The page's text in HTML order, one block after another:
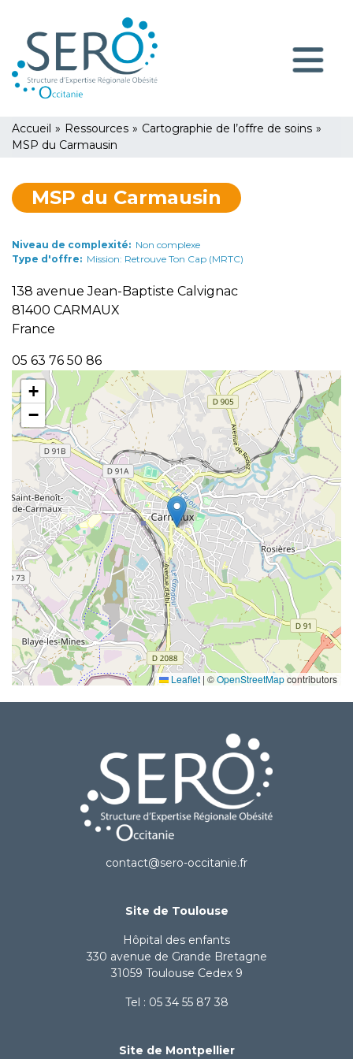
contenu
principal
principale
You
are
Accueil » Ressources » Cartographie de l’offre de soins »
MSP du Carmausin
MSP du Carmausin
Niveau de complexité
Non complexe
Type d'offre
Mission: Retrouve Ton Cap (MRTC)
138 avenue Jean-Baptiste Calvignac
81400 CARMAUX
France
05 63 76 50 86
+
−
Leaflet | ©OpenStreetMapcontributors
contact@sero-occitanie.fr
Site de Toulouse
Hôpital des enfants
330 avenue de Grande Bretagne
31059 Toulouse Cedex 9
Tel : 05 34 55 87 38
Site de Montpellier